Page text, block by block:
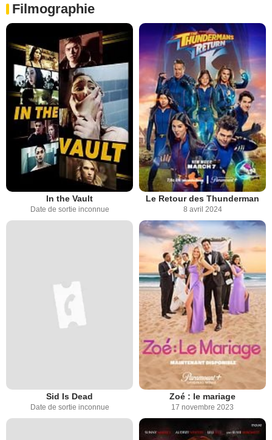
Filmographie
In the Vault
Date de sortie inconnue
Le Retour des Thunderman
8 avril 2024
Sid Is Dead
Date de sortie inconnue
Zoé : le mariage
17 novembre 2023